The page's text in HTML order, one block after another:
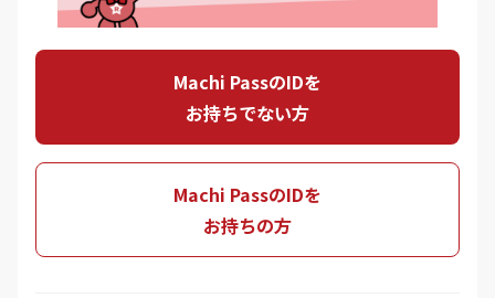
Machi PassのIDを
お持ちでない方
Machi PassのIDを
お持ちの方